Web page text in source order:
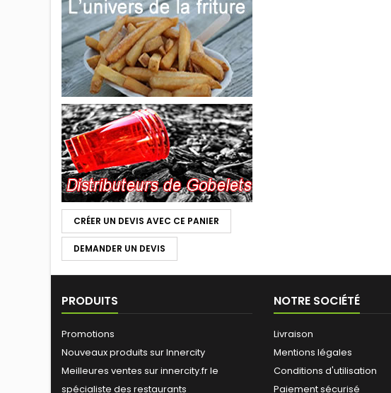
CRÉER UN DEVIS AVEC CE PANIER
DEMANDER UN DEVIS
PRODUITS
Promotions
Nouveaux produits sur Innercity
Meilleures ventes sur innercity.fr le
spécialiste des restaurants
NOTRE SOCIÉTÉ
Livraison
Mentions légales
Conditions d'utilisation
Paiement sécurisé